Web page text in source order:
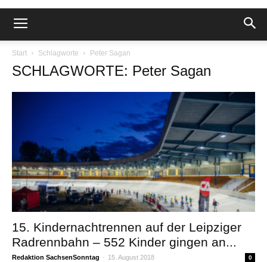
Start Schlagworte Peter Sagan
SCHLAGWORTE: Peter Sagan
15. Kindernachtrennen auf der Leipziger
Radrennbahn – 552 Kinder gingen an...
Redaktion SachsenSonntag - 15. August 2018 0